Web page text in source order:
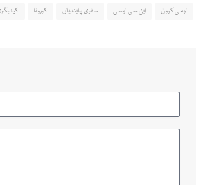
اومی کرون این سی اوسی سفری پابندیاں کورونا